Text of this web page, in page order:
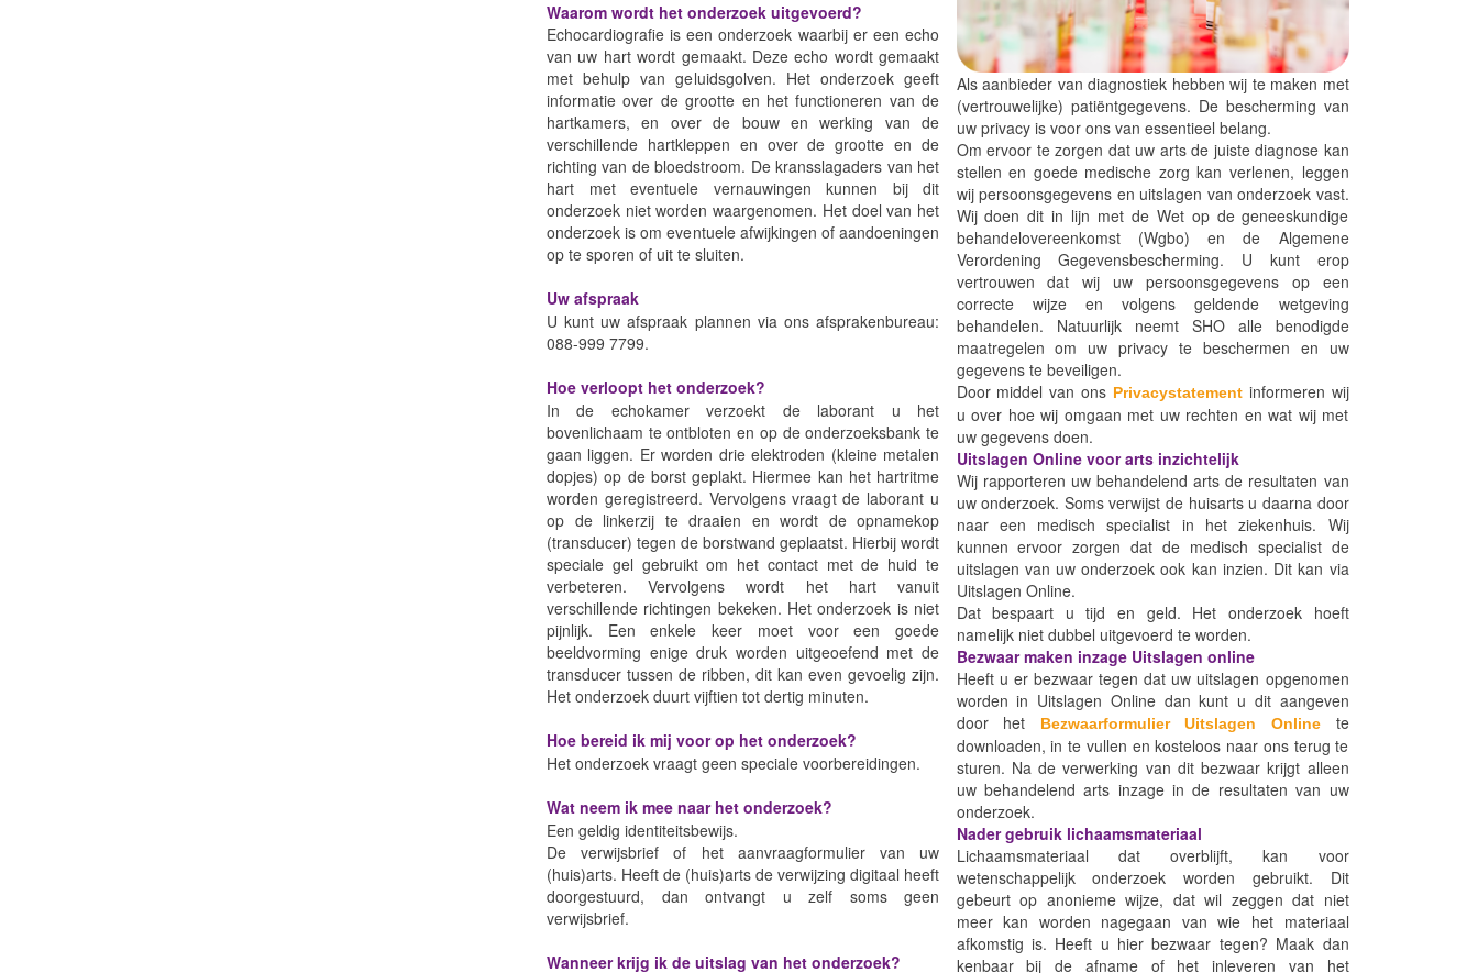
Waarom wordt het onderzoek uitgevoerd?
Echocardiografie is een onderzoek waarbij er een echo
van uw hart wordt gemaakt. Deze echo wordt gemaakt
met behulp van geluidsgolven. Het onderzoek geeft
informatie over de grootte en het functioneren van de
hartkamers, en over de bouw en werking van de
verschillende hartkleppen en over de grootte en de
richting van de bloedstroom. De kransslagaders van het
hart met eventuele vernauwingen kunnen bij dit
onderzoek niet worden waargenomen. Het doel van het
onderzoek is om eventuele afwijkingen of aandoeningen
op te sporen of uit te sluiten.
Uw afspraak
U kunt uw afspraak plannen via ons afsprakenbureau:
088-999 7799.
Hoe verloopt het onderzoek?
In de echokamer verzoekt de laborant u het
bovenlichaam te ontbloten en op de onderzoeksbank te
gaan liggen. Er worden drie elektroden (kleine metalen
dopjes) op de borst geplakt. Hiermee kan het hartritme
worden geregistreerd. Vervolgens vraagt de laborant u
op de linkerzij te draaien en wordt de opnamekop
(transducer) tegen de borstwand geplaatst. Hierbij wordt
speciale gel gebruikt om het contact met de huid te
verbeteren. Vervolgens wordt het hart vanuit
verschillende richtingen bekeken. Het onderzoek is niet
pijnlijk. Een enkele keer moet voor een goede
beeldvorming enige druk worden uitgeoefend met de
transducer tussen de ribben, dit kan even gevoelig zijn.
Het onderzoek duurt vijftien tot dertig minuten.
Hoe bereid ik mij voor op het onderzoek?
Het onderzoek vraagt geen speciale voorbereidingen.
Wat neem ik mee naar het onderzoek?
Een geldig identiteitsbewijs.
De verwijsbrief of het aanvraagformulier van uw
(huis)arts. Heeft de (huis)arts de verwijzing digitaal heeft
doorgestuurd, dan ontvangt u zelf soms geen
verwijsbrief.
Wanneer krijg ik de uitslag van het onderzoek?
Als aanbieder van diagnostiek hebben wij te maken met
(vertrouwelijke) patiëntgegevens. De bescherming van
uw privacy is voor ons van essentieel belang.
Om ervoor te zorgen dat uw arts de juiste diagnose kan
stellen en goede medische zorg kan verlenen, leggen
wij persoonsgegevens en uitslagen van onderzoek vast.
Wij doen dit in lijn met de Wet op de geneeskundige
behandelovereenkomst (Wgbo) en de Algemene
Verordening Gegevensbescherming. U kunt erop
vertrouwen dat wij uw persoonsgegevens op een
correcte wijze en volgens geldende wetgeving
behandelen. Natuurlijk neemt SHO alle benodigde
maatregelen om uw privacy te beschermen en uw
gegevens te beveiligen.
Door middel van ons Privacystatementinformeren wij
u over hoe wij omgaan met uw rechten en wat wij met
uw gegevens doen.
Uitslagen Online voor arts inzichtelijk
Wij rapporteren uw behandelend arts de resultaten van
uw onderzoek. Soms verwijst de huisarts u daarna door
naar een medisch specialist in het ziekenhuis. Wij
kunnen ervoor zorgen dat de medisch specialist de
uitslagen van uw onderzoek ook kan inzien. Dit kan via
Uitslagen Online.
Dat bespaart u tijd en geld. Het onderzoek hoeft
namelijk niet dubbel uitgevoerd te worden.
Bezwaar maken inzage Uitslagen online
Heeft u er bezwaar tegen dat uw uitslagen opgenomen
worden in Uitslagen Online dan kunt u dit aangeven
door het
Bezwaarformulier Uitslagen Onlinete
downloaden, in te vullen en kosteloos naar ons terug te
sturen. Na de verwerking van dit bezwaar krijgt alleen
uw behandelend arts inzage in de resultaten van uw
onderzoek.
Nader gebruik lichaamsmateriaal
Lichaamsmateriaal dat overblijft, kan voor
wetenschappelijk onderzoek worden gebruikt. Dit
gebeurt op anonieme wijze, dat wil zeggen dat niet
meer kan worden nagegaan van wie het materiaal
afkomstig is. Heeft u hier bezwaar tegen? Maak dan
kenbaar bij de afname of het inleveren van het